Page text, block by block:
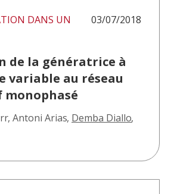
DANS UN
03/07/2018
de la génératrice à
variable au réseau
, Antoni Arias, Demba Diallo,